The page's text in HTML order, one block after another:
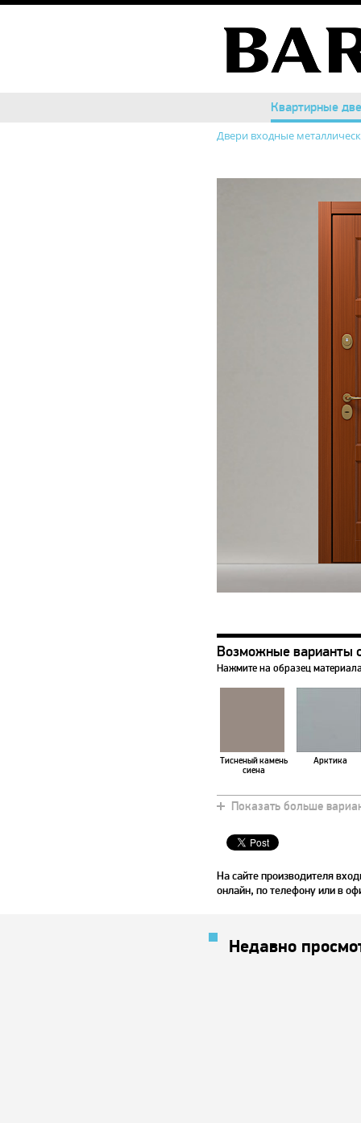
Квартирные
Квартирные
Двери входные
Возможные варианты
Нажмите на образец
Тисненый камень
сиена
Арктика
Мурена
Красное дерево Чили
Показать больше
На сайте производителя
онлайн, по телефону или в
Недавно